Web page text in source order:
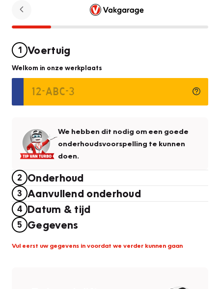
1 Voertuig
Welkom in onze werkplaats
We hebben dit nodig om een goede
onderhoudsvoorspelling te kunnen
doen.
2 Onderhoud
3 Aanvullend onderhoud
4 Datum & tijd
5 Gegevens
Vul eerst uw gegevens in voordat we verder kunnen gaan